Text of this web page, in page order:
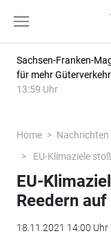
Sachsen-Franken-
für mehr Güterverkehr
13:59 Uhr
Home Nachrichten
EU-Klimaziele
EU-
Reedern
18.11.2021 14:00 Uhr